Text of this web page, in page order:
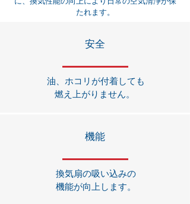
たれます。
安全
油、ホコリが付着しても
燃え上がりません。
​機能
換気扇の吸い込みの
機能が向上します​。